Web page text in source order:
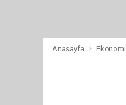
Anasayfa Ekonomi